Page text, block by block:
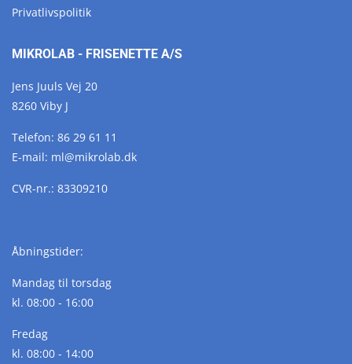
Privatlivspolitik
MIKROLAB - FRISENETTE A/S
Jens Juuls Vej 20
8260 Viby J
Telefon: 86 29 61 11
E-mail: ml@mikrolab.dk
CVR-nr.: 83309210
Åbningstider:
Mandag til torsdag
kl. 08:00 - 16:00
Fredag
kl. 08:00 - 14:00